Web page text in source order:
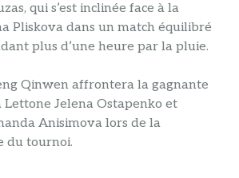
qui s’est inclinée face à la
Pliskova dans un match équilibré
plus d’une heure par la pluie.
Qinwen affrontera la gagnante
Jelena Ostapenko et
Anisimova lors de la
du tournoi.